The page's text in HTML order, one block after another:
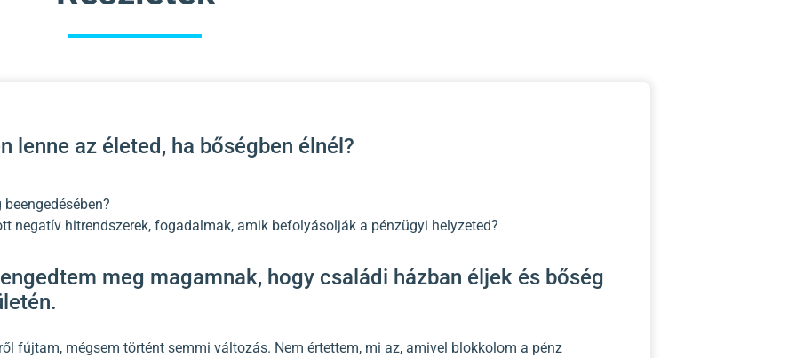
lenne az életed, ha bőségben élnél?
negatív hitrendszerek, fogadalmak, amik befolyásolják a pénzügyi helyzeted?
meg magamnak, hogy családi házban éljek és bőség
fújtam, mégsem történt semmi változás. Nem értettem, mi az, amivel blokkolom a pénz